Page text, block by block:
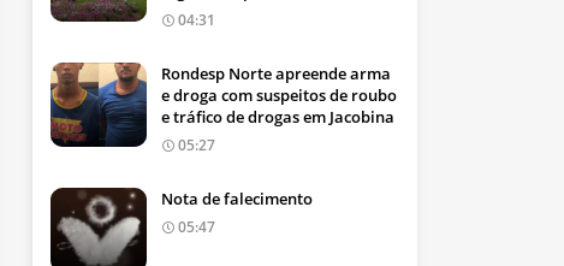
04:31
Rondesp Norte apreende arma
e droga com suspeitos de roubo
e tráfico de drogas em Jacobina
05:27
Nota de falecimento
05:47